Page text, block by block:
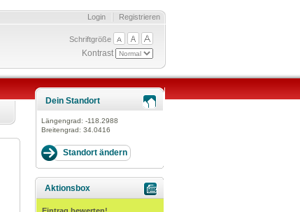
Registrieren
Login
Schriftgröße
Kontrast
Dein Standort
Längengrad: -118.2988
Breitengrad: 34.0416
Aktionsbox